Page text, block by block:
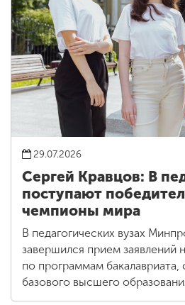
29.07.2026
Сергей Кравцов: В
поступают
чемпионы мира
В педагогических вузах
завершился прием
по программам бакалавриата,
базового высшего